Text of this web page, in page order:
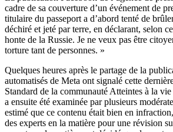
cadre de sa couverture d’un événement de
titulaire du passeport a d’abord tenté de
déchiré et jeté par terre, en déclarant, selon
honte de la Russie. Je ne veux pas être
torture tant de personnes. »
Quelques heures après le partage de la
automatisés de Meta ont signalé cette
Standard de la communauté Atteintes à la
a ensuite été examinée par plusieurs
estimé que ce contenu était bien en
des experts en la matière pour une révision